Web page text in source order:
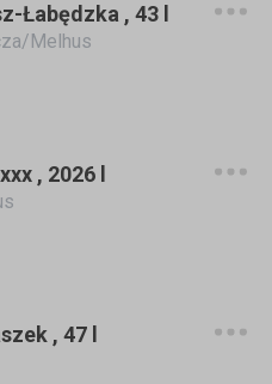
Łabędzka , 43 l
Melhus
, 2026 l
, 47 l